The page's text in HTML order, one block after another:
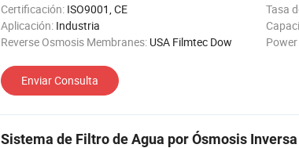
Certificación: ISO9001, CE Tasa
Aplicación: Industria
Reverse Osmosis Membranes: USA Filmtec Dow
Enviar Consulta
Sistema de Filtro de Agua por Ósmosis Inversa